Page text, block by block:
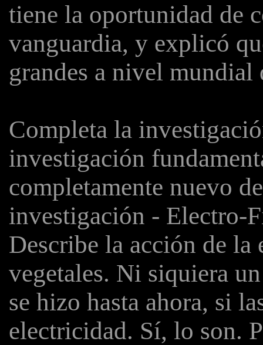
tiene la oportunidad de
vanguardia, y explicó
grandes a nivel mundial
Completa la
investigación
completamente nuevo
investigación - Electro-
Describe la acción de
vegetales. Ni siquiera
se hizo hasta ahora, si
electricidad. Sí, lo son.